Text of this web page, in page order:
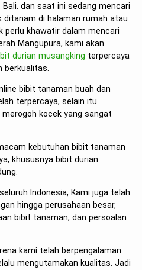
Bali. dan saat ini sedang mencari
ditanam di halaman rumah atau
perlu khawatir dalam mencari
Mangupura, kami akan
durian musangking terpercaya
berkualitas.
bibit tanaman buah dan
terpercaya, selain itu
kocek yang sangat
kebutuhan bibit tanaman
khususnya bibit durian
Indonesia, Kami juga telah
hingga perusahaan besar,
bibit tanaman, dan persoalan
kami telah berpengalaman.
mengutamakan kualitas. Jadi